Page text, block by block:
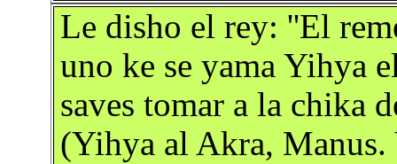
Le disho el rey: ''El
uno ke se yama Yihya
saves tomar a la chika
(Yihya al Akra, Manus.